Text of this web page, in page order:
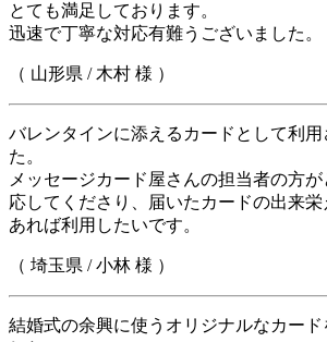
とても満足しております。
迅速で丁寧な対応有難うございました。
（ 山形県 / 木村 様 ）
バレンタインに添えるカードとして利
た。
メッセージカード屋さんの担当者の方
応してくださり、届いたカードの出来
あれば利用したいです。
（ 埼玉県 / 小林 様 ）
結婚式の余興に使うオリジナルなカード